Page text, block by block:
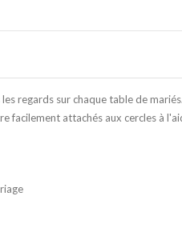
regards sur chaque table de
facilement attachés aux cercles à